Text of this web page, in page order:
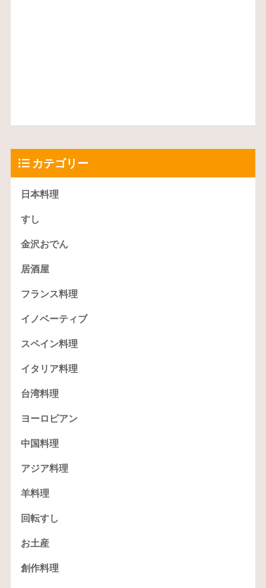
カテゴリー
日本料理
すし
金沢おでん
居酒屋
フランス料理
イノベーティブ
スペイン料理
イタリア料理
台湾料理
ヨーロピアン
中国料理
アジア料理
羊料理
回転すし
お土産
創作料理